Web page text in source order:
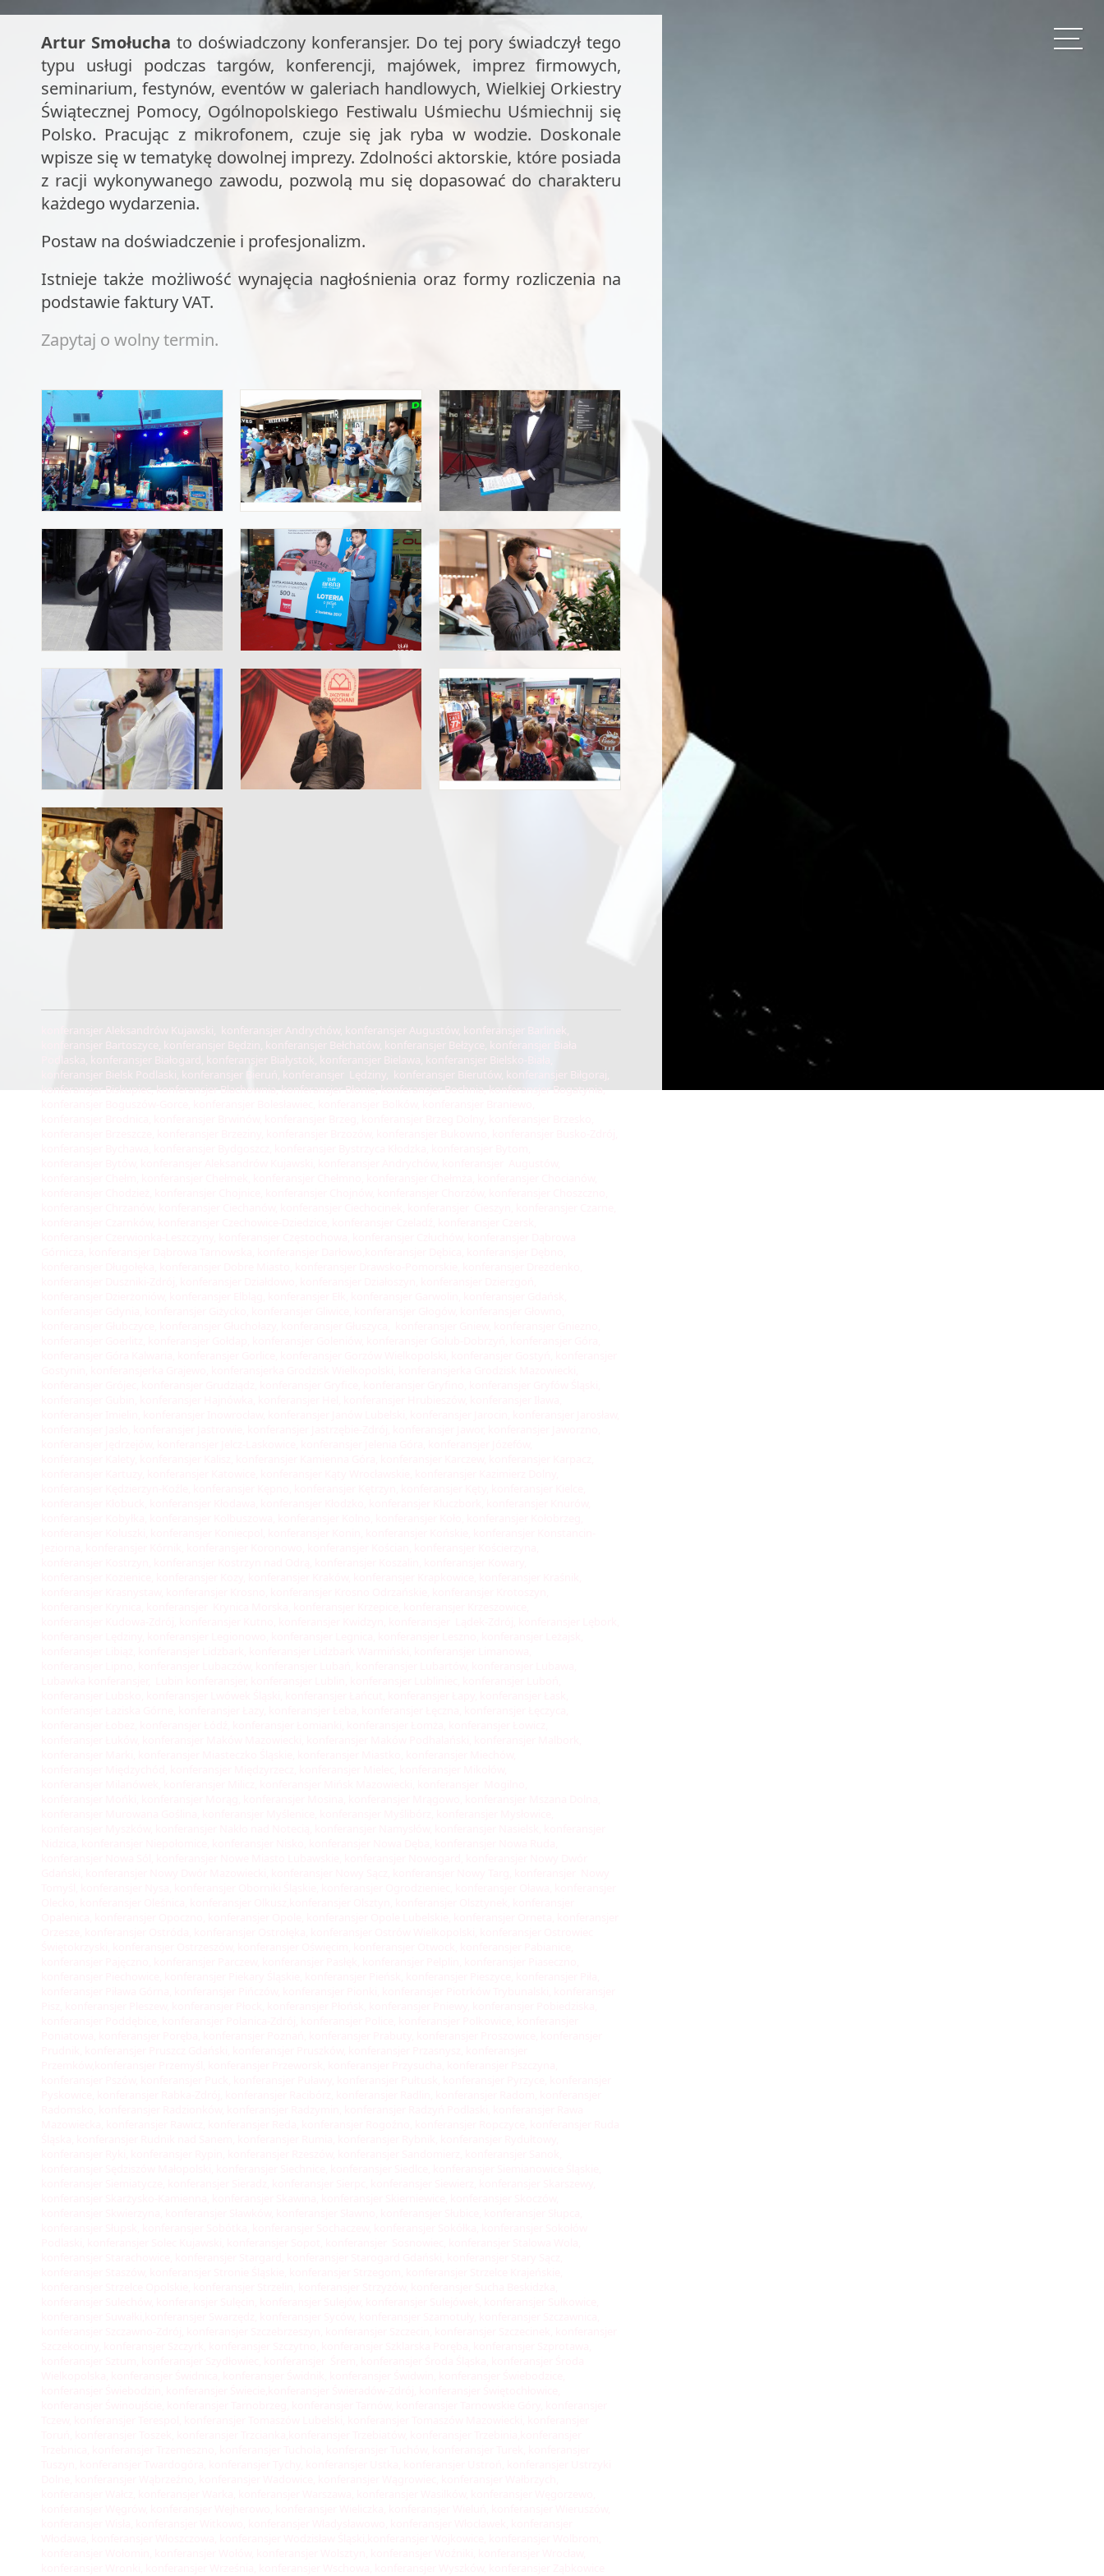
konferansjer na event, konferansjer na majówkę, konferansjer na festyn, konferansjer na piknik, konferansjer na imprezę firmową
Artur Smołucha to doświadczony konferansjer. Do tej pory świadczył tego
typu usługi podczas targów, konferencji, majówek, imprez firmowych,
seminarium, festynów, eventów w galeriach handlowych, Wielkiej Orkiestry
Świątecznej Pomocy, Ogólnopolskiego Festiwalu Uśmiechu Uśmiechnij się
Polsko. Pracując z mikrofonem, czuje się jak ryba w wodzie. Doskonale
wpisze się w tematykę dowolnej imprezy. Zdolności aktorskie, które posiada
z racji wykonywanego zawodu, pozwolą mu się dopasować do charakteru
każdego wydarzenia.
Postaw na doświadczenie i profesjonalizm.
Istnieje także możliwość wynajęcia nagłośnienia oraz formy rozliczenia na
podstawie faktury VAT.
Zapytaj o wolny termin.
konferansjer Aleksandrów Kujawski, konferansjer Andrychów, konferansjer Augustów, konferansjer Barlinek, konferansjer Bartoszyce, konferansjer Będzin, konferansjer Bełchatów, konferansjer Bełżyce, konferansjer Biała Podlaska, konferansjer Białogard, konferansjer Białystok, konferansjer Bielawa, konferansjer Bielsko-Biała, konferansjer Bielsk Podlaski, konferansjer Bieruń, konferansjer Lędziny, konferansjer Bierutów, konferansjer Biłgoraj, konferansjer Biskupiec, konferansjer Blachownia, konferansjer Błonie, konferansjer Bochnia, konferansjer Bogatynia, konferansjer Boguszów-Gorce, konferansjer Bolesławiec, konferansjer Bolków, konferansjer Braniewo, konferansjer Brodnica, konferansjer Brwinów, konferansjer Brzeg, konferansjer Brzeg Dolny, konferansjer Brzesko, konferansjer Brzeszcze, konferansjer Brzeziny, konferansjer Brzozów, konferansjer Bukowno, konferansjer Busko-Zdrój, konferansjer Bychawa, konferansjer Bydgoszcz, konferansjer Bystrzyca Kłodzka, konferansjer Bytom, konferansjer Bytów, konferansjer Aleksandrów Kujawski, konferansjer Andrychów, konferansjer Augustów, konferansjer Chełm, konferansjer Chełmek, konferansjer Chełmno, konferansjer Chełmża, konferansjer Chocianów, konferansjer Chodzież, konferansjer Chojnice, konferansjer Chojnów, konferansjer Chorzów, konferansjer Choszczno, konferansjer Chrzanów, konferansjer Ciechanów, konferansjer Ciechocinek, konferansjer Cieszyn, konferansjer Czarne, konferansjer Czarnków, konferansjer Czechowice-Dziedzice, konferansjer Czeladź, konferansjer Czersk, konferansjer Czerwionka-Leszczyny, konferansjer Częstochowa, konferansjer Człuchów, konferansjer Dąbrowa Górnicza, konferansjer Dąbrowa Tarnowska, konferansjer Darłowo,konferansjer Dębica, konferansjer Dębno, konferansjer Długołęka, konferansjer Dobre Miasto, konferansjer Drawsko-Pomorskie, konferansjer Drezdenko, konferansjer Duszniki-Zdrój, konferansjer Działdowo, konferansjer Działoszyn, konferansjer Dzierzgoń, konferansjer Dzierżoniów, konferansjer Elbląg, konferansjer Ełk, konferansjer Garwolin, konferansjer Gdańsk, konferansjer Gdynia, konferansjer Giżycko, konferansjer Gliwice, konferansjer Głogów, konferansjer Głowno, konferansjer Głubczyce, konferansjer Głuchołazy, konferansjer Głuszyca, konferansjer Gniew, konferansjer Gniezno, konferansjer Goerlitz, konferansjer Gołdap, konferansjer Goleniów, konferansjer Golub-Dobrzyń, konferansjer Góra, konferansjer Góra Kalwaria, konferansjer Gorlice, konferansjer Gorzów Wielkopolski, konferansjer Gostyń, konferansjer Gostynin, konferansjerka Grajewo, konferansjerka Grodzisk Wielkopolski, konferansjerka Grodzisk Mazowiecki, konferansjer Grójec, konferansjer Grudziądz, konferansjer Gryfice, konferansjer Gryfino, konferansjer Gryfów Śląski, konferansjer Gubin, konferansjer Hajnówka, konferansjer Hel, konferansjer Hrubieszów, konferansjer Iława, konferansjer Imielin, konferansjer Inowrocław, konferansjer Janów Lubelski, konferansjer Jarocin, konferansjer Jarosław, konferansjer Jasło, konferansjer Jastrowie, konferansjer Jastrzębie-Zdrój, konferansjer Jawor, konferansjer Jaworzno, konferansjer Jędrzejów, konferansjer Jelcz-Laskowice, konferansjer Jelenia Góra, konferansjer Józefów, konferansjer Kalety, konferansjer Kalisz, konferansjer Kamienna Góra, konferansjer Karczew, konferansjer Karpacz, konferansjer Kartuzy, konferansjer Katowice, konferansjer Kąty Wrocławskie, konferansjer Kazimierz Dolny, konferansjer Kędzierzyn-Koźle, konferansjer Kępno, konferansjer Kętrzyn, konferansjer Kęty, konferansjer Kielce, konferansjer Kłobuck, konferansjer Kłodawa, konferansjer Kłodzko, konferansjer Kluczbork, konferansjer Knurów, konferansjer Kobyłka, konferansjer Kolbuszowa, konferansjer Kolno, konferansjer Koło, konferansjer Kołobrzeg, konferansjer Koluszki, konferansjer Koniecpol, konferansjer Konin, konferansjer Końskie, konferansjer Konstancin-Jeziorna, konferansjer Kórnik, konferansjer Koronowo, konferansjer Kościan, konferansjer Kościerzyna, konferansjer Kostrzyn, konferansjer Kostrzyn nad Odrą, konferansjer Koszalin, konferansjer Kowary, konferansjer Kozienice, konferansjer Kozy, konferansjer Kraków, konferansjer Krapkowice, konferansjer Kraśnik, konferansjer Krasnystaw, konferansjer Krosno, konferansjer Krosno Odrzańskie, konferansjer Krotoszyn, konferansjer Krynica, konferansjer Krynica Morska, konferansjer Krzepice, konferansjer Krzeszowice, konferansjer Kudowa-Zdrój, konferansjer Kutno, konferansjer Kwidzyn, konferansjer Lądek-Zdrój, konferansjer Lębork, konferansjer Lędziny, konferansjer Legionowo, konferansjer Legnica, konferansjer Leszno, konferansjer Leżajsk, konferansjer Libiąż, konferansjer Lidzbark, konferansjer Lidzbark Warmiński, konferansjer Limanowa, konferansjer Lipno, konferansjer Lubaczów, konferansjer Lubań, konferansjer Lubartów, konferansjer Lubawa, Lubawka konferansjer, Lubin konferansjer, konferansjer Lublin, konferansjer Lubliniec, konferansjer Luboń, konferansjer Lubsko, konferansjer Lwówek Śląski, konferansjer Łańcut, konferansjer Łapy, konferansjer Łask, konferansjer Łaziska Górne, konferansjer Łazy, konferansjer Łeba, konferansjer Łęczna, konferansjer Łęczyca, konferansjer Łobez, konferansjer Łódź, konferansjer Łomianki, konferansjer Łomża, konferansjer Łowicz, konferansjer Łuków, konferansjer Maków Mazowiecki, konferansjer Maków Podhalański, konferansjer Malbork, konferansjer Marki, konferansjer Miasteczko Śląskie, konferansjer Miastko, konferansjer Miechów, konferansjer Międzychód, konferansjer Międzyrzecz, konferansjer Mielec, konferansjer Mikołów, konferansjer Milanówek, konferansjer Milicz, konferansjer Mińsk Mazowiecki, konferansjer Mogilno, konferansjer Mońki, konferansjer Morąg, konferansjer Mosina, konferansjer Mrągowo, konferansjer Mszana Dolna, konferansjer Murowana Goślina, konferansjer Myślenice, konferansjer Myślibórz, konferansjer Mysłowice, konferansjer Myszków, konferansjer Nakło nad Notecią, konferansjer Namysłów, konferansjer Nasielsk, konferansjer Nidzica, konferansjer Niepołomice, konferansjer Nisko, konferansjer Nowa Dęba, konferansjer Nowa Ruda, konferansjer Nowa Sól, konferansjer Nowe Miasto Lubawskie, konferansjer Nowogard, konferansjer Nowy Dwór Gdański, konferansjer Nowy Dwór Mazowiecki, konferansjer Nowy Sącz, konferansjer Nowy Targ, konferansjer Nowy Tomyśl, konferansjer Nysa, konferansjer Oborniki Śląskie, konferansjer Ogrodzieniec, konferansjer Oława, konferansjer Olecko, konferansjer Oleśnica, konferansjer Olkusz,konferansjer Olsztyn, konferansjer Olsztynek, konferansjer Opalenica, konferansjer Opoczno, konferansjer Opole, konferansjer Opole Lubelskie, konferansjer Orneta, konferansjer Orzesze, konferansjer Ostróda, konferansjer Ostrołęka, konferansjer Ostrów Wielkopolski, konferansjer Ostrowiec Świętokrzyski, konferansjer Ostrzeszów, konferansjer Oświęcim, konferansjer Otwock, konferansjer Pabianice, konferansjer Pajęczno, konferansjer Parczew, konferansjer Pasłęk, konferansjer Pelplin, konferansjer Piaseczno, konferansjer Piechowice, konferansjer Piekary Śląskie, konferansjer Pieńsk, konferansjer Pieszyce, konferansjer Piła, konferansjer Piława Górna, konferansjer Pińczów, konferansjer Pionki, konferansjer Piotrków Trybunalski, konferansjer Pisz, konferansjer Pleszew, konferansjer Płock, konferansjer Płońsk, konferansjer Pniewy, konferansjer Pobiedziska, konferansjer Poddębice, konferansjer Polanica-Zdrój, konferansjer Police, konferansjer Polkowice, konferansjer Poniatowa, konferansjer Poręba, konferansjer Poznań, konferansjer Prabuty, konferansjer Proszowice, konferansjer Prudnik, konferansjer Pruszcz Gdański, konferansjer Pruszków, konferansjer Przasnysz, konferansjer Przemków,konferansjer Przemyśl, konferansjer Przeworsk, konferansjer Przysucha, konferansjer Pszczyna, konferansjer Pszów, konferansjer Puck, konferansjer Puławy, konferansjer Pułtusk, konferansjer Pyrzyce, konferansjer Pyskowice, konferansjer Rabka-Zdrój, konferansjer Racibórz, konferansjer Radlin, konferansjer Radom, konferansjer Radomsko, konferansjer Radzionków, konferansjer Radzymin, konferansjer Radzyń Podlaski, konferansjer Rawa Mazowiecka, konferansjer Rawicz, konferansjer Reda, konferansjer Rogoźno, konferansjer Ropczyce, konferansjer Ruda Śląska, konferansjer Rudnik nad Sanem, konferansjer Rumia, konferansjer Rybnik, konferansjer Rydułtowy, konferansjer Ryki, konferansjer Rypin, konferansjer Rzeszów, konferansjer Sandomierz, konferansjer Sanok, konferansjer Sędziszów Małopolski, konferansjer Siechnice, konferansjer Siedlce, konferansjer Siemianowice Śląskie, konferansjer Siemiatycze, konferansjer Sieradz, konferansjer Sierpc, konferansjer Siewierz, konferansjer Skarszewy, konferansjer Skarżysko-Kamienna, konferansjer Skawina, konferansjer Skierniewice, konferansjer Skoczów, konferansjer Skwierzyna, konferansjer Sławków, konferansjer Sławno, konferansjer Słubice, konferansjer Słupca, konferansjer Słupsk, konferansjer Sobótka, konferansjer Sochaczew, konferansjer Sokółka, konferansjer Sokołów Podlaski, konferansjer Solec Kujawski, konferansjer Sopot, konferansjer Sosnowiec, konferansjer Stalowa Wola, konferansjer Starachowice, konferansjer Stargard, konferansjer Starogard Gdański, konferansjer Stary Sącz, konferansjer Staszów, konferansjer Stronie Śląskie, konferansjer Strzegom, konferansjer Strzelce Krajeńskie, konferansjer Strzelce Opolskie, konferansjer Strzelin, konferansjer Strzyżów, konferansjer Sucha Beskidzka, konferansjer Sulechów, konferansjer Sulęcin, konferansjer Sulejów, konferansjer Sulejówek, konferansjer Sułkowice, konferansjer Suwałki,konferansjer Swarzędz, konferansjer Syców, konferansjer Szamotuły, konferansjer Szczawnica, konferansjer Szczawno-Zdrój, konferansjer Szczebrzeszyn, konferansjer Szczecin, konferansjer Szczecinek, konferansjer Szczekociny, konferansjer Szczyrk, konferansjer Szczytno, konferansjer Szklarska Poręba, konferansjer Szprotawa, konferansjer Sztum, konferansjer Szydłowiec, konferansjer Śrem, konferansjer Środa Śląska, konferansjer Środa Wielkopolska, konferansjer Świdnica, konferansj